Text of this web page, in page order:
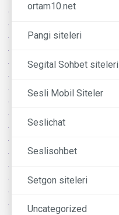
ortam10.net
Pangi siteleri
Segital Sohbet siteleri
Sesli Mobil Siteler
Seslichat
Seslisohbet
Setgon siteleri
Uncategorized